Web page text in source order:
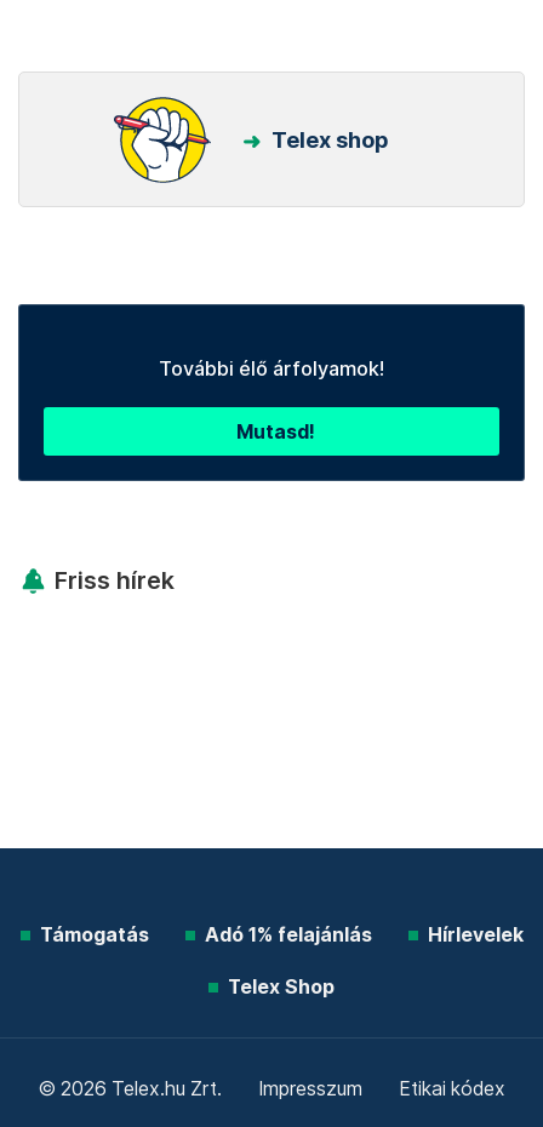
Telex shop
További élő árfolyamok!
Mutasd!
Friss hírek
Támogatás Adó 1% felajánlás Hírlevelek
Telex Shop
© 2026 Telex.hu Zrt. Impresszum Etikai kódex